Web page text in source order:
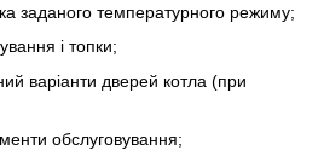
заданого температурного режиму;
і топки;
варіанти дверей котла (при
обслуговування;